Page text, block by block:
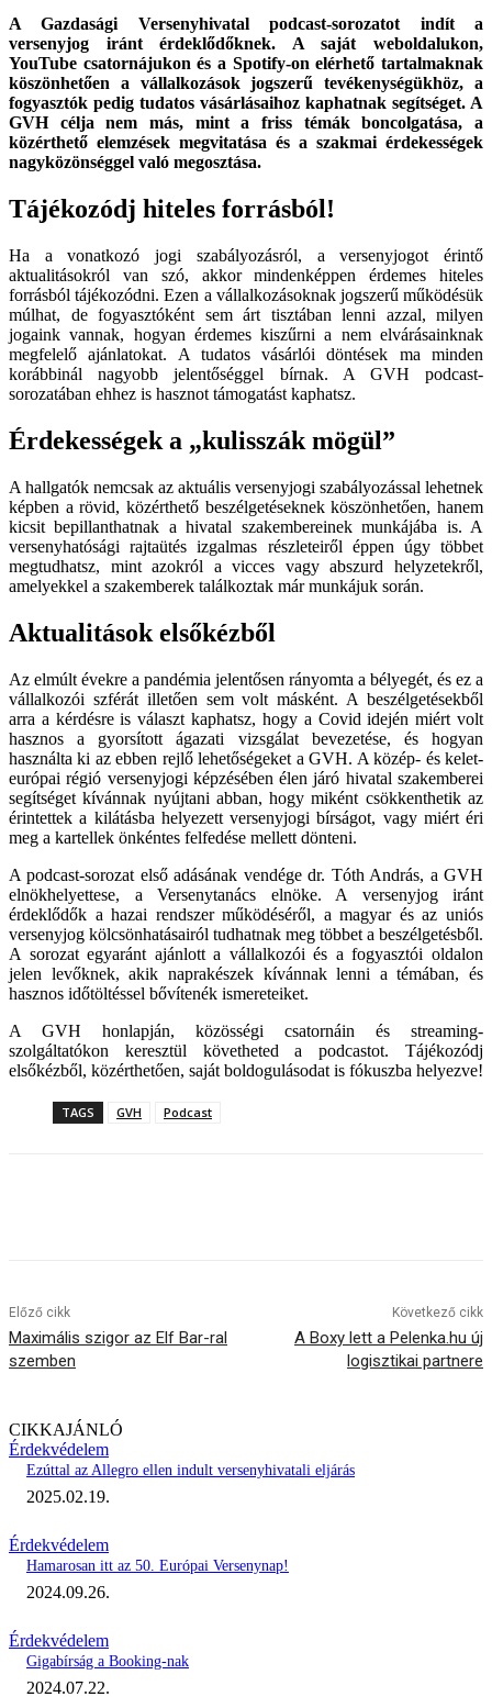
A Gazdasági Versenyhivatal podcast-sorozatot indít a
versenyjog iránt érdeklődőknek. A saját weboldalukon,
YouTube csatornájukon és a Spotify-on elérhető tartalmaknak
köszönhetően a vállalkozások jogszerű tevékenységükhöz, a
fogyasztók pedig tudatos vásárlásaihoz kaphatnak segítséget. A
GVH célja nem más, mint a friss témák boncolgatása, a
közérthető elemzések megvitatása és a szakmai érdekességek
nagyközönséggel való megosztása.
Tájékozódj hiteles forrásból!
Ha a vonatkozó jogi szabályozásról, a versenyjogot érintő
aktualitásokról van szó, akkor mindenképpen érdemes hiteles
forrásból tájékozódni. Ezen a vállalkozásoknak jogszerű működésük
múlhat, de fogyasztóként sem árt tisztában lenni azzal, milyen
jogaink vannak, hogyan érdemes kiszűrni a nem elvárásainknak
megfelelő ajánlatokat. A tudatos vásárlói döntések ma minden
korábbinál nagyobb jelentőséggel bírnak. A GVH podcast-
sorozatában ehhez is hasznot támogatást kaphatsz.
Érdekességek a „kulisszák mögül”
A hallgatók nemcsak az aktuális versenyjogi szabályozással lehetnek
képben a rövid, közérthető beszélgetéseknek köszönhetően, hanem
kicsit bepillanthatnak a hivatal szakembereinek munkájába is. A
versenyhatósági rajtaütés izgalmas részleteiről éppen úgy többet
megtudhatsz, mint azokról a vicces vagy abszurd helyzetekről,
amelyekkel a szakemberek találkoztak már munkájuk során.
Aktualitások elsőkézből
Az elmúlt évekre a pandémia jelentősen rányomta a bélyegét, és ez a
vállalkozói szférát illetően sem volt másként. A beszélgetésekből
arra a kérdésre is választ kaphatsz, hogy a Covid idején miért volt
hasznos a gyorsított ágazati vizsgálat bevezetése, és hogyan
használta ki az ebben rejlő lehetőségeket a GVH. A közép- és kelet-
európai régió versenyjogi képzésében élen járó hivatal szakemberei
segítséget kívánnak nyújtani abban, hogy miként csökkenthetik az
érintettek a kilátásba helyezett versenyjogi bírságot, vagy miért éri
meg a kartellek önkéntes felfedése mellett dönteni.
A podcast-sorozat első adásának vendége dr. Tóth András, a GVH
elnökhelyettese, a Versenytanács elnöke. A versenyjog iránt
érdeklődők a hazai rendszer működéséről, a magyar és az uniós
versenyjog kölcsönhatásairól tudhatnak meg többet a beszélgetésből.
A sorozat egyaránt ajánlott a vállalkozói és a fogyasztói oldalon
jelen levőknek, akik naprakészek kívánnak lenni a témában, és
hasznos időtöltéssel bővítenék ismereteiket.
A GVH honlapján, közösségi csatornáin és streaming-
szolgáltatókon keresztül követheted a podcastot. Tájékozódj
elsőkézből, közérthetően, saját boldogulásodat is fókuszba helyezve!
TAGS GVH Podcast
Előző cikk
Maximális szigor az Elf Bar-ral
szemben
Következő cikk
A Boxy lett a Pelenka.hu új
logisztikai partnere
CIKKAJÁNLÓ
Érdekvédelem
Ezúttal az Allegro ellen indult versenyhivatali eljárás
2025.02.19.
Érdekvédelem
Hamarosan itt az 50. Európai Versenynap!
2024.09.26.
Érdekvédelem
Gigabírság a Booking-nak
2024.07.22.